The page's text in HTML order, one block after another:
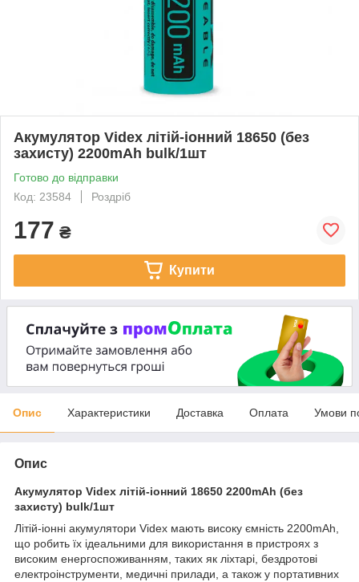
Акумулятор Videx літій-іонний 18650 (без
захисту) 2200mAh bulk/1шт
Готово до відправки
Код: 23584
Роздріб
177 ₴
Купити
Опис Характеристики Доставка Оплата Умови
Опис
Акумулятор Videx літій-іонний 18650 2200mAh (без
захисту) bulk/1шт
Літій-іонні акумулятори Videx мають високу ємність 2200mAh,
що робить їх ідеальними для використання в пристроях з
високим енергоспоживанням, таких як ліхтарі, бездротові
електроінструменти, медичні прилади, а також у портативних